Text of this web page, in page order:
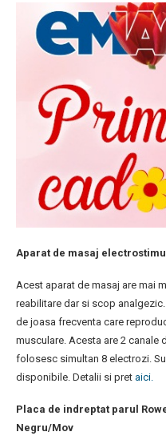
Aparat de masaj
Acest aparat de masaj are mai
reabilitare dar si scop
de joasa frecventa care
musculare. Acesta are 2 canale
folosesc simultan 8 electrozi.
disponibile. Detalii si pret aici.
Placa de indreptat parul
Negru/Mov